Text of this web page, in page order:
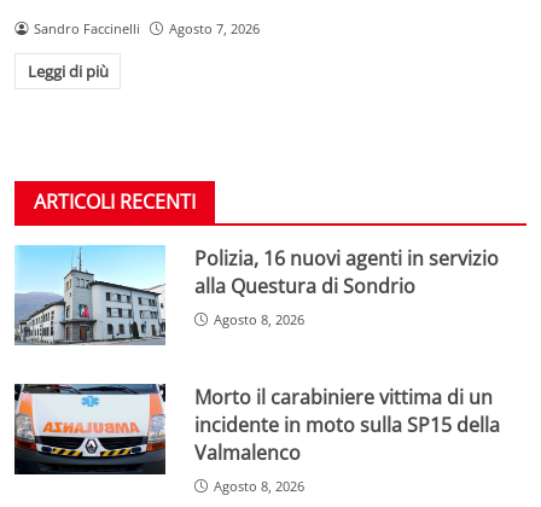
Sandro Faccinelli Agosto 7, 2026
Leggi di più
ARTICOLI RECENTI
Polizia, 16 nuovi agenti in servizio
alla Questura di Sondrio
Agosto 8, 2026
Morto il carabiniere vittima di un
incidente in moto sulla SP15 della
Valmalenco
Agosto 8, 2026